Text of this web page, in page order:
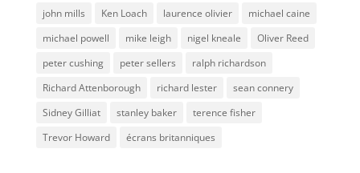
john mills
Ken Loach laurence olivier
michael caine
michael powell
mike leigh nigel kneale
Oliver Reed
peter cushing
peter sellers
ralph richardson
Richard Attenborough
richard lester
sean connery
Sidney Gilliat
stanley baker
terence fisher
Trevor Howard
écrans britanniques